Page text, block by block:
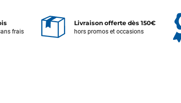
frais
Livraison offerte dès 150€
hors promos et occasions